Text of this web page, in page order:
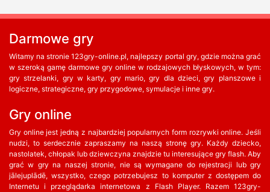
Darmowe gry
Witamy na stronie 123gry-online.pl, najlepszy portal gry, gdzie można grać
w szeroką gamę darmowe gry online w rodzajowych błyskowych, w tym:
gry strzelanki, gry w karty, gry mario, gry dla dzieci, gry planszowe i
logiczne, strategiczne, gry przygodowe, symulacje i inne gry.
Gry online
Gry online jest jedną z najbardziej popularnych form rozrywki online. Jeśli
nudzi, to serdecznie zapraszamy na naszą stronę gry. Każdy dziecko,
nastolatek, chłopak lub dziewczyna znajdzie tu interesujące gry flash. Aby
grać w gry na naszej stronie, nie są wymagane do rejestracji lub gry
jālejuplādē, wszystko, czego potrzebujesz to komputer z dostępem do
Internetu i przeglądarka internetowa z Flash Player. Razem 123gry-